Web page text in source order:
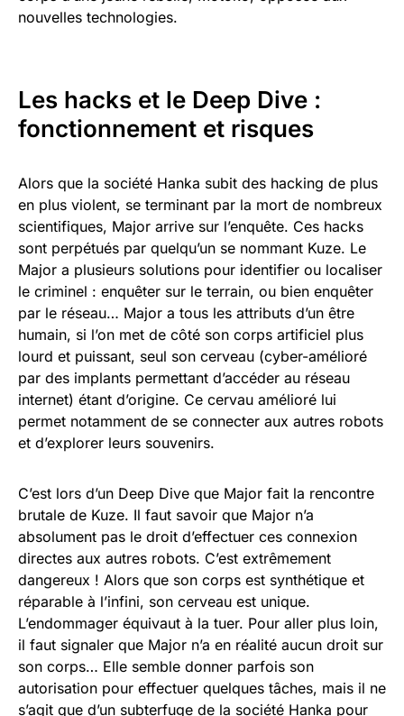
nouvelles technologies.
Les hacks et le Deep Dive :
fonctionnement et risques
Alors que la société Hanka subit des hacking de plus
en plus violent, se terminant par la mort de nombreux
scientifiques, Major arrive sur l’enquête. Ces hacks
sont perpétués par quelqu’un se nommant Kuze. Le
Major a plusieurs solutions pour identifier ou localiser
le criminel : enquêter sur le terrain, ou bien enquêter
par le réseau… Major a tous les attributs d’un être
humain, si l’on met de côté son corps artificiel plus
lourd et puissant, seul son cerveau (cyber-amélioré
par des implants permettant d’accéder au réseau
internet) étant d’origine. Ce cervau amélioré lui
permet notamment de se connecter aux autres robots
et d’explorer leurs souvenirs.
C’est lors d’un Deep Dive que Major fait la rencontre
brutale de Kuze. Il faut savoir que Major n’a
absolument pas le droit d’effectuer ces connexion
directes aux autres robots. C’est extrêmement
dangereux ! Alors que son corps est synthétique et
réparable à l’infini, son cerveau est unique.
L’endommager équivaut à la tuer. Pour aller plus loin,
il faut signaler que Major n’a en réalité aucun droit sur
son corps… Elle semble donner parfois son
autorisation pour effectuer quelques tâches, mais il ne
s’agit que d’un subterfuge de la société Hanka pour